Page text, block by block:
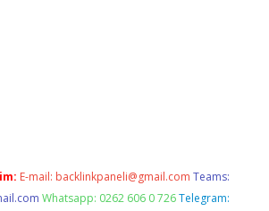
E-mail: backlinkpaneli@gmail.com Teams:
Whatsapp: 0262 606 0 726 Telegram: